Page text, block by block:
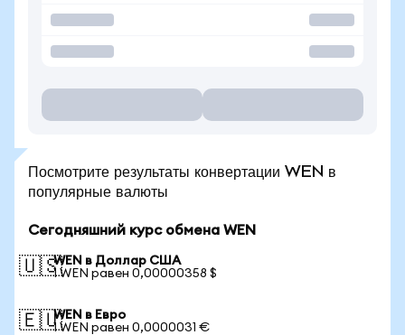
Посмотрите результаты конвертации WEN в
популярные валюты
Сегодняшний курс обмена WEN
🇺🇸WEN в Доллар США
1 WEN равен 0,00000358 $
🇪🇺WEN в Евро
1 WEN равен 0,0000031 €